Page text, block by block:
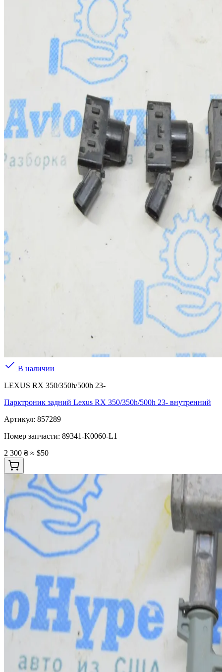
В наличии
LEXUS RX 350/350h/500h 23-
Парктроник задний Lexus RX 350/350h/500h 23- внутренний
Артикул: 857289
Номер запчасти: 89341-K0060-L1
2 300 ₴ ≈ $50